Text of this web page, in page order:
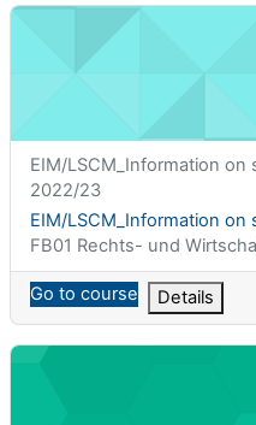
EIM/LSCM_Information on
课程简称
EIM/LSCM_Information
2022/23
课程名称
EIM/LSCM_Information
课程类别
FB01 Rechts- und
Go to course Details
Einführung in das